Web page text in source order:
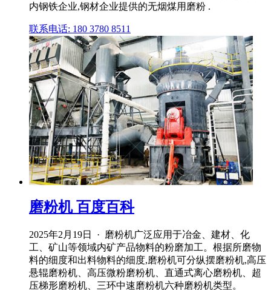
内钢铁企业,钢材企业提供的无烟煤用磨粉 .
联系电话: 180 3780 8511
磨粉机 百度百科
2025年2月19日 · 磨粉机广泛应用于冶金、建材、化
工、矿山等领域内矿产品物料的粉磨加工。根据所磨物
料的细度和出料物料的细度,磨粉机可分纵摆磨粉机,高压
悬辊磨粉机、高压微粉磨粉机、直通式离心磨粉机、超
压梯形磨粉机、三环中速磨粉机六种磨粉机类型。